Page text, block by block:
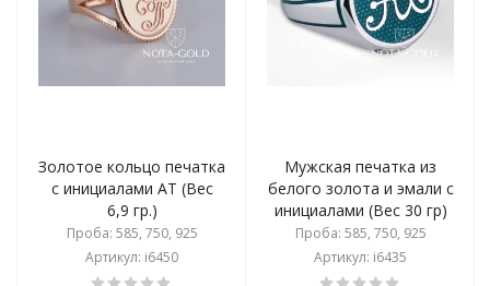
Золотое кольцо печатка
с инициалами АТ (Вес
6,9 гр.)
Проба: 585, 750, 925
Артикул: i6450
Мужская печатка из
белого золота и эмали с
инициалами (Вес 30 гр)
Проба: 585, 750, 925
Артикул: i6435